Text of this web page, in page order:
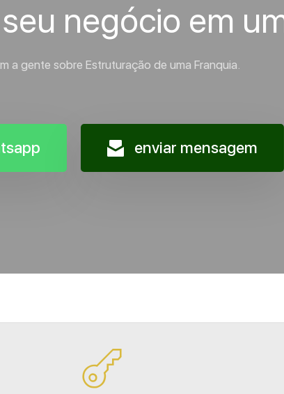
negócio em
a gente sobre Estruturação de uma Franquia.
enviar mensagem